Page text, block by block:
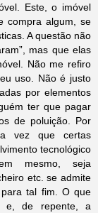
Este, o imóvel
compra algum, se
A questão não
mas que elas
Não me refiro
uso. Não é justo
por elementos
ter que pagar
de poluição. Por
vez que certas
tecnológico
mesmo, seja
etc. se admite
tal fim. O que
e, de repente, a